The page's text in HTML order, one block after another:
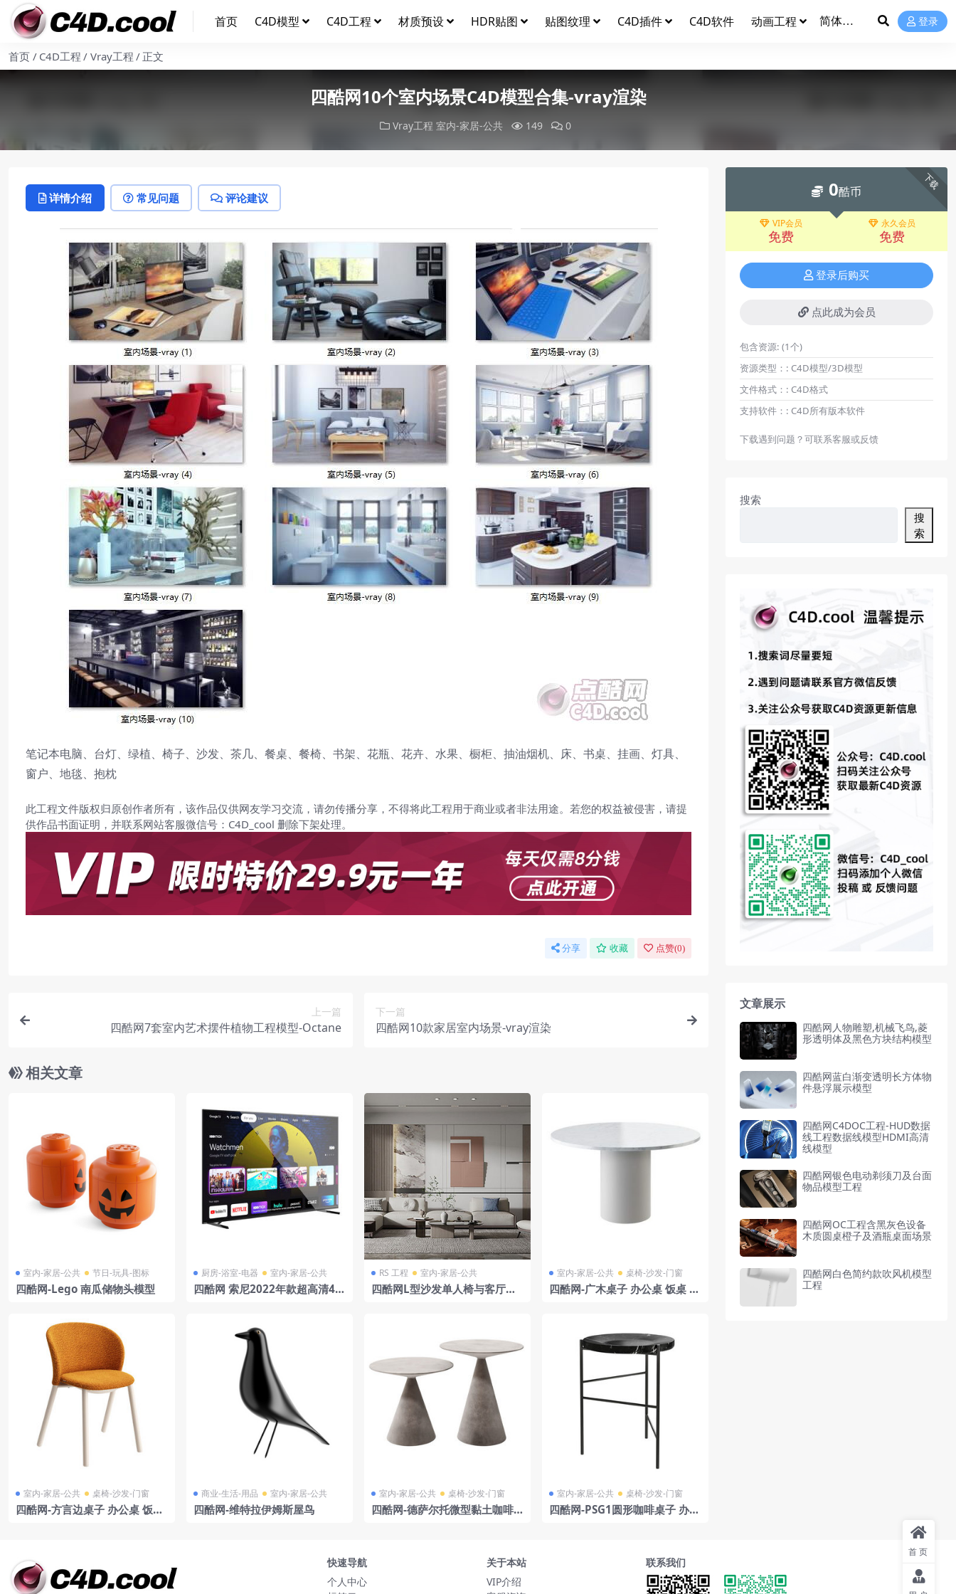
首页 C4D模型 C4D工程 材质预设 HDR贴图 贴图纹理 C4D插件 C4D软件 动画工程 登录
首页 C4D工程 Vray工程 正文
四酷网10个室内场景C4D模型合集-vray渲染
Vray工程 室内-家居-公共 149 0
详情介绍 常见问题 评论建议
笔记本电脑、台灯、绿植、椅子、沙发、茶几、餐桌、餐椅、书架、花瓶、花卉、水果、橱柜、抽油烟机、床、书桌、挂画、灯具、
窗户、地毯、抱枕
此工程文件版权归原创作者所有，该作品仅供网友学习交流，请勿传播分享，不得将此工程用于商业或者非法用途。若您的权益被侵害，请提
供作品书面证明，并联系网站客服微信号：C4D_cool 删除下架处理。
分享 收藏 点赞(0)
上一篇
四酷网7套室内艺术摆件植物工程模型-Octane
下一篇
四酷网10款家居室内场景-vray渲染
相关文章
室内-家居-公共 节日-玩具-图标
四酷网-Lego 南瓜储物头模型
厨房-浴室-电器 室内-家居-公共
四酷网 索尼2022年款超高清4K
RS 工程 室内-家居-公共
四酷网L型沙发单人椅与客厅茶
室内-家居-公共 桌椅-沙发-门窗
四酷网-广木桌子 办公桌 饭桌 茶
室内-家居-公共 桌椅-沙发-门窗
四酷网-方言边桌子 办公桌 饭桌
商业-生活-用品 室内-家居-公共
四酷网-维特拉伊姆斯屋鸟
室内-家居-公共 桌椅-沙发-门窗
四酷网-德萨尔托微型黏土咖啡
室内-家居-公共 桌椅-沙发-门窗
四酷网-PSG1圆形咖啡桌子 办公
下载
0酷币
VIP会员
免费
永久会员
免费
登录后购买
点此成为会员
包含资源: (1个)
资源类型：: C4D模型/3D模型
文件格式：: C4D格式
支持软件：: C4D所有版本软件
下载遇到问题？可联系客服或反馈
搜索
搜
索
文章展示
四酷网人物雕塑,机械飞鸟,菱
形透明体及黑色方块结构模型
四酷网蓝白渐变透明长方体物
件悬浮展示模型
四酷网C4DOC工程-HUD数据
线工程数据线模型HDMI高清
线模型
四酷网银色电动剃须刀及台面
物品模型工程
四酷网OC工程含黑灰色设备
木质圆桌橙子及酒瓶桌面场景
四酷网白色简约款吹风机模型
工程
快速导航
个人中心
关于本站
VIP介绍
联系我们
首页